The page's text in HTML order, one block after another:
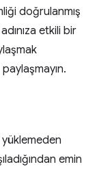
doğrulanmış
etkili bir
emin